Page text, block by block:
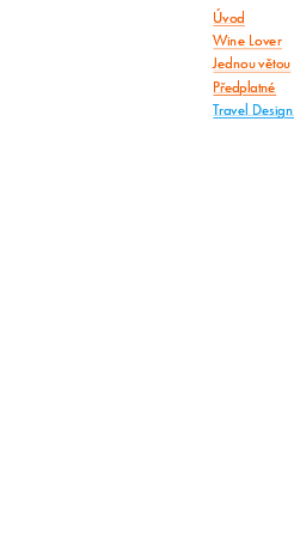
Úvod
Wine Lover
Jednou větou
Předplatné
Travel Design